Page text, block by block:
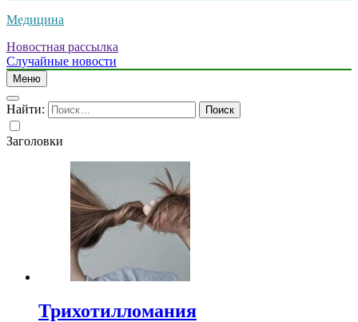
Медицина
Новостная рассылка
Случайные новости
Меню
Найти:
Заголовки
Трихотилломания